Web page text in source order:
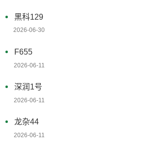
黑科129
2026-06-30
F655
2026-06-11
深润1号
2026-06-11
龙杂44
2026-06-11